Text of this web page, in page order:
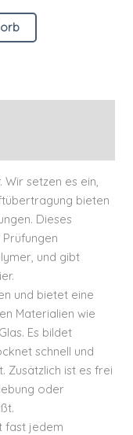
Wir setzen es ein,
bieten
Dieses
und gibt
und bietet eine
Materialien wie
Es bildet
schnell und
Zusätzlich ist es frei
oder
fast jedem